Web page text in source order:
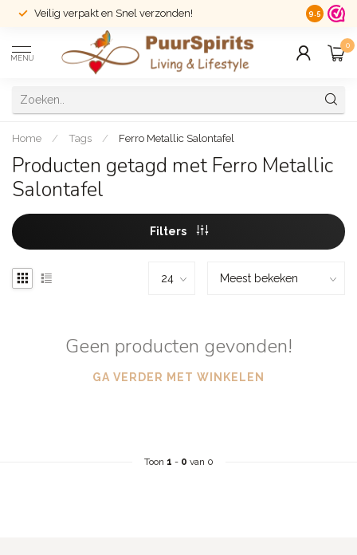
Veilig verpakt en Snel verzonden! 14 dagen
9.5
MENU
0
Home / Tags / Ferro Metallic Salontafel
Producten getagd met Ferro Metallic
Salontafel
Filters
Geen producten gevonden!
GA VERDER MET WINKELEN
Toon 1 - 0 van 0